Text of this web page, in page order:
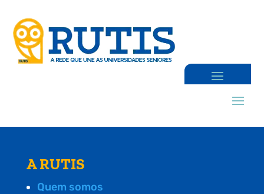
A RUTIS
Quem somos